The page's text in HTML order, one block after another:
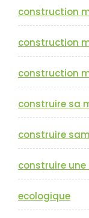
construction
construction
construction
construire sa
construire
construire
ecologique